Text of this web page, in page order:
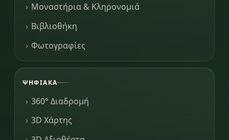
Μοναστήρια & Κληρονομιά
Βιβλιοθήκη
Φωτογραφίες
ΨΗΦΙΑΚΆ
360° Διαδρομή
3D Χάρτης